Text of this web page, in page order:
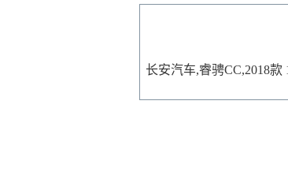
长安汽车,睿骋CC,2018